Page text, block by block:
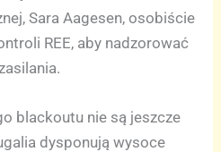
Sara Aagesen, osobiście
REE, aby nadzorować
blackoutu nie są jeszcze
dysponują wysoce